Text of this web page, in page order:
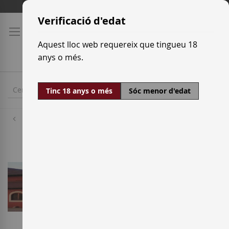
Skip
Content
Verificació d'edat
Aquest lloc web requereix que tingueu 18
anys o més.
Tinc 18 anys o més Sóc menor d'edat